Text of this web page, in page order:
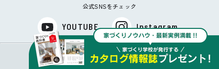
公式SNSをチェック
YOUTUBE Instagram